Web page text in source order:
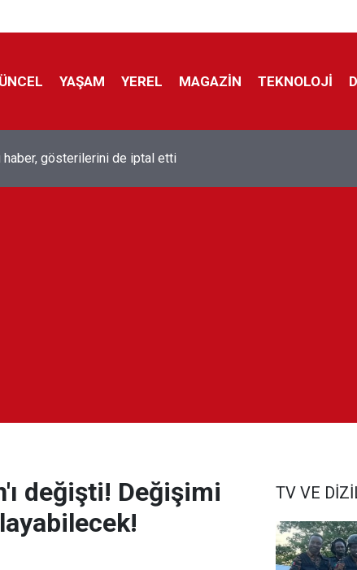
YAŞAM YEREL MAGAZİN TEKNOLOJİ
yıldız Mohamed Salah Trabzonspor ile anlaştı!
değişti! Değişimi
TV VE